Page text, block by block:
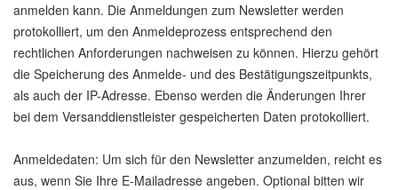
anmelden kann. Die Anmeldungen zum Newsletter werden
protokolliert, um den Anmeldeprozess entsprechend den
rechtlichen Anforderungen nachweisen zu können. Hierzu gehört
die Speicherung des Anmelde- und des Bestätigungszeitpunkts,
als auch der IP-Adresse. Ebenso werden die Änderungen Ihrer
bei dem Versanddienstleister gespeicherten Daten protokolliert.
Anmeldedaten: Um sich für den Newsletter anzumelden, reicht es
aus, wenn Sie Ihre E-Mailadresse angeben. Optional bitten wir